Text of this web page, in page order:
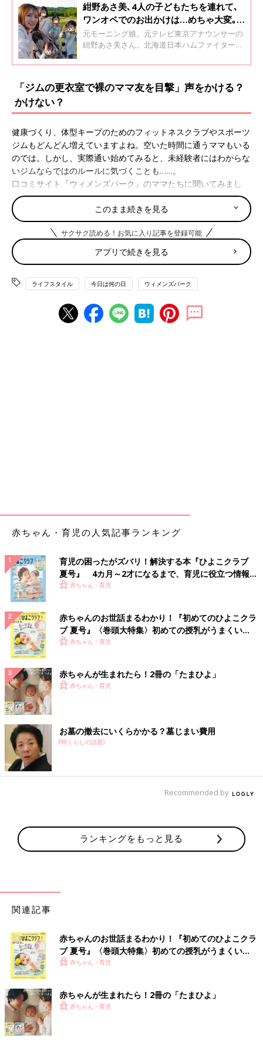
紺野あさ美､4人の子どもたちを連れて､
ワンオペでのお出かけは…めちゃ大変｡
準備から外出先まで何回やっても課題が
いっぱい･･･
元モーニング娘。元テレビ東京アナウンサーの
紺野あさ美さん。北海道日本ハムファイターズ
男、二男、二女と6人家族で北海道で暮らして
な日々、猛暑の夏休みもそろそろ…、遊びたい
るか悩んでいるようです。連載「4人のママ紺
「ジムの更衣室で裸のママ友を目撃」声をかける？
かけない？
健康づくり、体型キープのためのフィットネスクラブやスポーツ
ジムもどんどん増えていますよね。空いた時間に通うママもいる
のでは。しかし、実際通い始めてみると、未経験者にはわからな
いジムならではのルールに気づくことも……。
口コミサイト『ウィメンズパーク』のママたちに聞いてみまし
た。
「私は電車に乗って行くこともあり、ジムに行くときもお化粧し
ていきます。皆さんは、ジムでお化粧して、トレーニングするの
は抵抗がありますか？」
「ほぼスッピンですね。日焼け止め塗って、アイブロウだけして
います。（眉を描いてないと何か恥ずかしいので…）最初はメイ
クしていたのですが、すごく汗をかいてタオルで拭くとタオルに
ファンデが…となるのでメイクやめました。ジムには車で行くの
で、スッピンでも気にならないです」
す。
「週2でジムに通い始めました。一人で通っているのですが、気
の常連さんが多く、皆さん、たいてい打ち解けて会話されていま
す。『さよなら～』とか、『失礼します～』とか何か声をかけた
方が良いでしょうか？」
「私が通ってた時は若い子からおばさんまでいたので、若い子は
挨拶無しでしたが、来た時におばさんと目が合えば挨拶くらいは
してました。帰る時は特に何も言ってなかったです」
「とりあえず、すれ違う人、行き先にいる人とは、サラッと挨拶
していましたよ。私以外にも単独行動されている人がいました
が、みなさん、そうされている感じでした」
帰りは誰もいなければしないけど、近くに人がいれば『お疲れ様
でしたー』と言って帰ります。返してもらおうとかそういうんじ
ゃなくて無言でとかはなんとなく居心地悪いので。そうこうする
うちたまに世間話とかにも参加させてもらえるようになりまし
「私は更衣室よりお風呂で会う方がね～･･･（笑）通っているジ
それがママ友の場合もあるようで……。
「通っているジムの更衣室で、水泳を終えて、着替えているママ
友を見かけました。向こうは半裸でお化粧もしていない。私だっ
たら誰にも話しかけられたくありません。なので、挨拶をせず
に、ささっと帰りました。そしたら、次の日、そのママ友から
『気づかないうちに失礼なことをしていたらごめんなさい』と謝
りのメールが！私がささっと帰ったところを見て、怒って避けて
このまま続きを見る
サクサク読める！お気に入り記事を登録可能
アプリで続きを見る
ライフスタイル 今日は何の日 ウィメンズパーク
赤ちゃん・育児の人気記事ランキング
育児の困ったがズバリ！解決する本『ひよこクラブ
夏号』 4カ月～2才になるまで、育児に役立つ情報が
いっぱい！
赤ちゃん・育児
赤ちゃんのお世話まるわかり！『初めてのひよこクラ
ブ 夏号』〈巻頭大特集〉初めての授乳がうまくい
く！ おっぱい・ミルクの基本と夏のトラブル 解決テ
赤ちゃん・育児
赤ちゃんが生まれたら！2冊の「たまひよ」
赤ちゃん・育児
お墓の撤去にいくらかかる？墓じまい費用
PR(くらしの話題)
Recommended by
ランキングをもっと見る
関連記事
赤ちゃんのお世話まるわかり！『初めてのひよこクラ
ブ 夏号』〈巻頭大特集〉初めての授乳がうまくい
く！ おっぱい・ミルクの基本と夏のトラブル 解決テ
赤ちゃん・育児
赤ちゃんが生まれたら！2冊の「たまひよ」
赤ちゃん・育児